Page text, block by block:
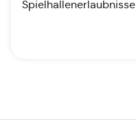
Spielhallenerlaubnisse